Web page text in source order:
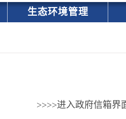
生态环境管理
>>>>进入政府信箱界